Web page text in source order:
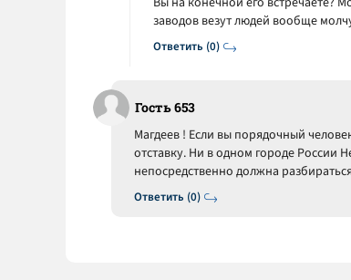
Ответить (0)
заводов везут людей вообще
Гость 653
Ответить (0)
Магдеев ! Если вы порядочный
отставку. Ни в одном городе России
непосредственно должна